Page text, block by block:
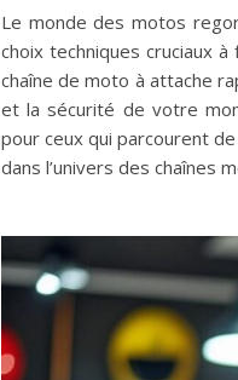
Le monde des motos
choix techniques cruciaux
chaîne de moto à attache
et la sécurité de votre
pour ceux qui parcourent
dans l’univers des chaînes